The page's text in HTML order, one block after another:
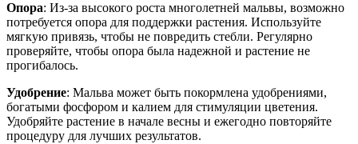
Опора: Из-за высокого роста многолетней мальвы, возможно
потребуется опора для поддержки растения. Используйте
мягкую привязь, чтобы не повредить стебли. Регулярно
проверяйте, чтобы опора была надежной и растение не
прогибалось.
Удобрение: Мальва может быть покормлена удобрениями,
богатыми фосфором и калием для стимуляции цветения.
Удобряйте растение в начале весны и ежегодно повторяйте
процедуру для лучших результатов.